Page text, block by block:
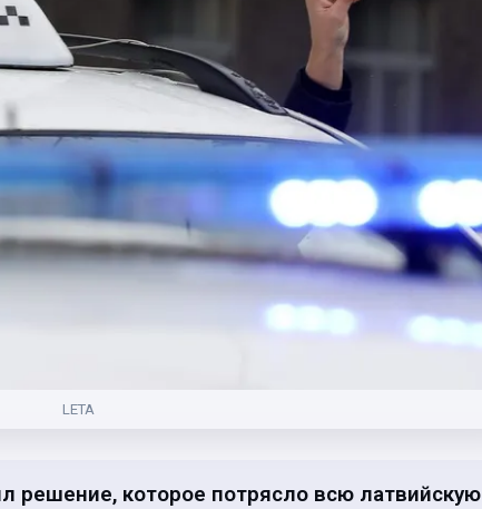
LETA
решение, которое потрясло всю латвийскую